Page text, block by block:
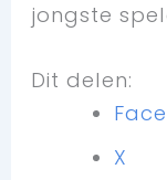
jongste
Dit delen:
X